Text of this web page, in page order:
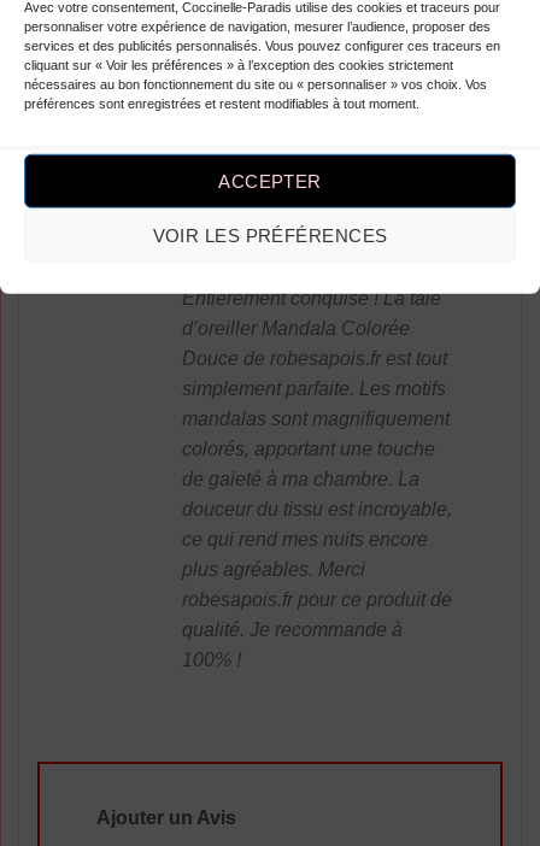
Avec votre consentement, Coccinelle-Paradis utilise des cookies et traceurs pour
personnaliser votre expérience de navigation, mesurer l’audience, proposer des
services et des publicités personnalisés. Vous pouvez configurer ces traceurs en
cliquant sur « Voir les préférences » à l’exception des cookies strictement
nécessaires au bon fonctionnement du site ou « personnaliser » vos choix. Vos
préférences sont enregistrées et restent modifiables à tout moment.
ACCEPTER
VOIR LES PRÉFÉRENCES
douceur à ma chambre. Parfaite
pour se détendre après une
longue journée. Seul petit
défaut : le motif pourrait être
Entièrement conquise ! La taie
d’oreiller Mandala Colorée
Douce de robesapois.fr est tout
simplement parfaite. Les motifs
mandalas sont magnifiquement
colorés, apportant une touche
de gaieté à ma chambre. La
douceur du tissu est incroyable,
ce qui rend mes nuits encore
plus agréables. Merci
robesapois.fr pour ce produit de
qualité. Je recommande à
100% !
Ajouter un Avis